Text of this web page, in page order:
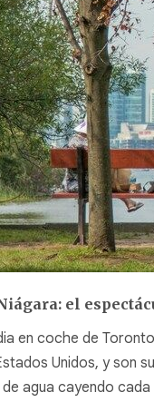
el
en coche de
Unidos, y son
agua cayendo cada